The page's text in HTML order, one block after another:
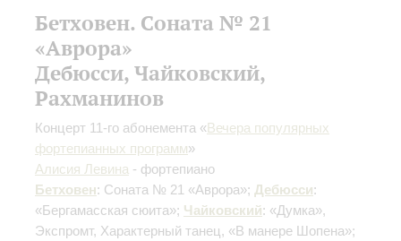
Бетховен. Соната № 21
«Аврора»
Дебюсси, Чайковский,
Рахманинов
Концерт 11-го абонемента «Вечера популярных
фортепианных программ»
Алисия Левина - фортепиано
Бетховен: Соната № 21 «Аврора»; Дебюсси:
«Бергамасская сюита»; Чайковский: «Думка»,
Экспромт, Характерный танец, «В манере Шопена»;